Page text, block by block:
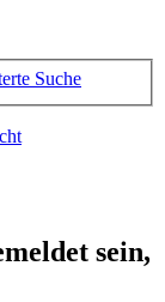
Suche
sein,